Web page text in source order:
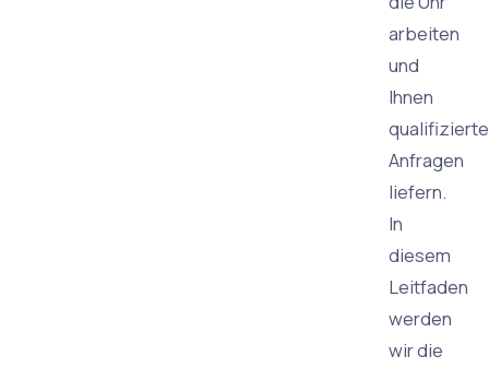
arbeiten
und
Ihnen
qualifizierte
Anfragen
liefern.
In
diesem
Leitfaden
werden
wir die